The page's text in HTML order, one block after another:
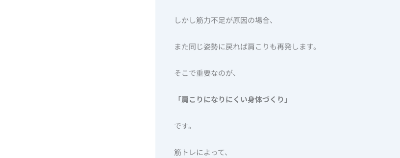
しかし筋力不足が原因の場合、
また同じ姿勢に戻れば肩こりも再発します。
そこで重要なのが、
「肩こりになりにくい身体づくり」
です。
筋トレによって、